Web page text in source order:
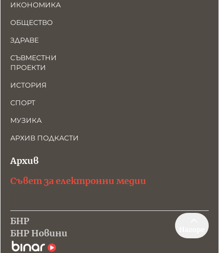
ИКОНОМИКА
ОБЩЕСТВО
ЗДРАВЕ
СЪВМЕСТНИ
ПРОЕКТИ
ИСТОРИЯ
СПОРТ
МУЗИКА
АРХИВ ПОДКАСТИ
Архив
Съвет за електронни медии
БНР
БНР Новини